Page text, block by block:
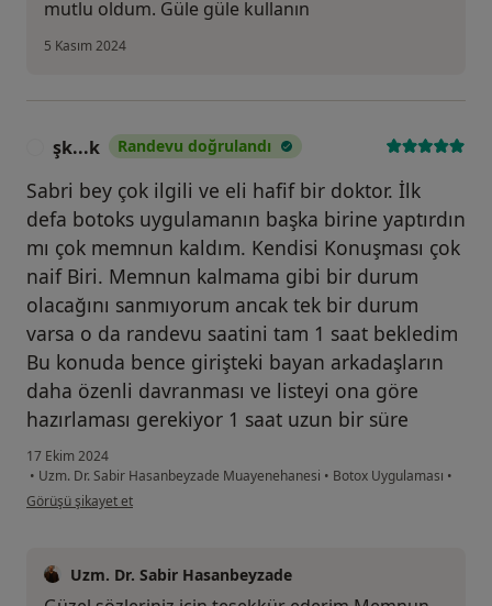
mutlu oldum. Güle güle kullanın
5 Kasım 2024
şk...k Randevu doğrulandı
Sabri bey çok ilgili ve eli hafif bir doktor. İlk
defa botoks uygulamanın başka birine yaptırdın
mı çok memnun kaldım. Kendisi Konuşması çok
naif Biri. Memnun kalmama gibi bir durum
olacağını sanmıyorum ancak tek bir durum
varsa o da randevu saatini tam 1 saat bekledim
Bu konuda bence girişteki bayan arkadaşların
daha özenli davranması ve listeyi ona göre
hazırlaması gerekiyor 1 saat uzun bir süre
17 Ekim 2024
• Uzm. Dr. Sabir Hasanbeyzade Muayenehanesi • Botox Uygulaması •
kullanıcının görüşüne göre şk...k
Görüşü şikayet et
Uzm. Dr. Sabir Hasanbeyzade